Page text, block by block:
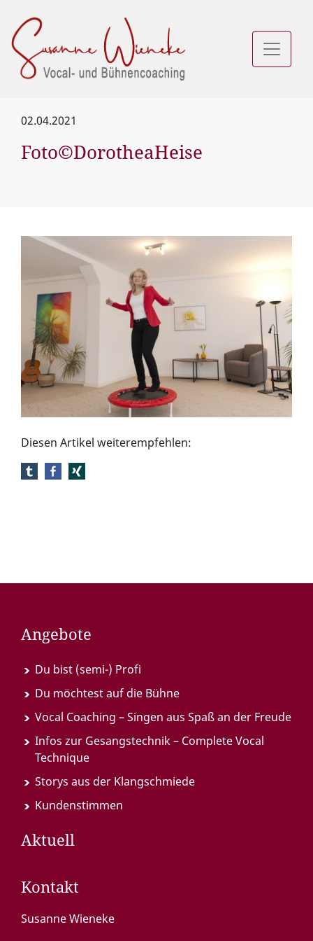
02.04.2021
Foto©DorotheaHeise
Diesen Artikel weiterempfehlen:
Angebote
Du bist (semi-) Profi
Du möchtest auf die Bühne
Vocal Coaching – Singen aus Spaß an der Freude
Infos zur Gesangstechnik – Complete Vocal
Technique
Storys aus der Klangschmiede
Kundenstimmen
Aktuell
Kontakt
Susanne Wieneke